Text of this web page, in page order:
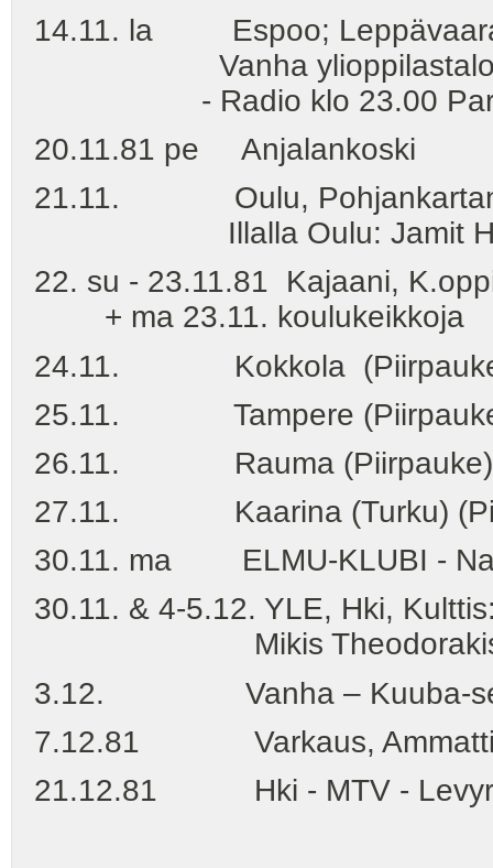
14.11. la Espoo;
Vanha ylioppilastalo klo
- Radio klo 23.00 Paroni
20.11.81 pe Anjalankoski
21.11. Oulu,
Illalla Oulu: Jamit
22. su - 23.11.81 Kajaani,
+ ma 23.11. koulukeikkoja
24.11. Kokkola
25.11. Tampere
26.11. Rauma (Piirpauke)
27.11. Kaarina (Turku)
30.11. ma ELMU-KLUBI -
30.11. & 4-5.12. YLE, Hki,
Mikis Theodorakis:
3.12. Vanha – Kuuba-
7.12.81 Varkaus,
21.12.81 Hki - MTV -